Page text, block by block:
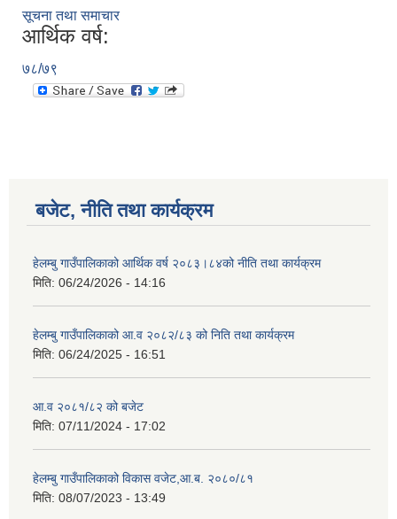
सूचना तथा समाचार
आर्थिक वर्ष:
७८/७९
बजेट, नीति तथा कार्यक्रम
हेलम्बु गाउँपालिकाको आर्थिक वर्ष २०८३।८४को नीति तथा कार्यक्रम
मिति: 06/24/2026 - 14:16
हेलम्बु गाउँपालिकाको आ.व २०८२/८३ को निति तथा कार्यक्रम
मिति: 06/24/2025 - 16:51
आ.व २०८१/८२ को बजेट
मिति: 07/11/2024 - 17:02
हेलम्बु गाउँपालिकाको विकास वजेट,आ.ब. २०८०/८१
मिति: 08/07/2023 - 13:49